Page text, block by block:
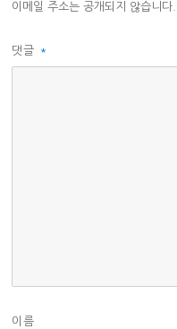
이메일 주소는 공개되지 않습니다.
댓글 *
이름